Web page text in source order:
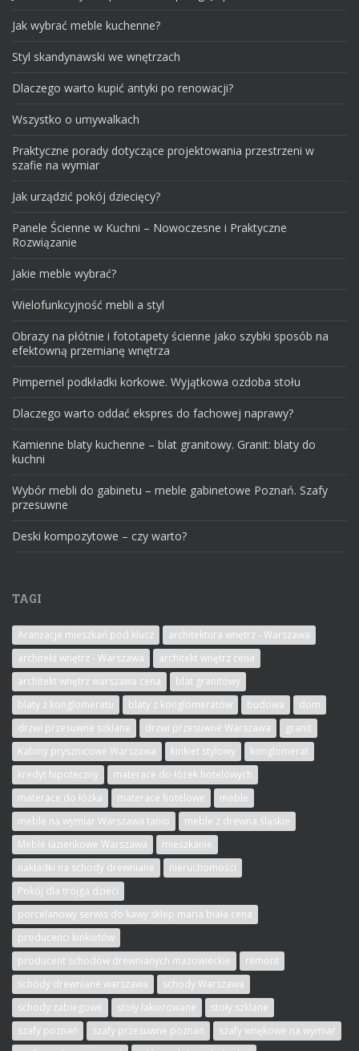
Jak wybrać meble kuchenne?
Styl skandynawski we wnętrzach
Dlaczego warto kupić antyki po renowacji?
Wszystko o umywalkach
Praktyczne porady dotyczące projektowania przestrzeni w
szafie na wymiar
Jak urządzić pokój dziecięcy?
Panele Ścienne w Kuchni – Nowoczesne i Praktyczne
Rozwiązanie
Jakie meble wybrać?
Wielofunkcyjność mebli a styl
Obrazy na płótnie i fototapety ścienne jako szybki sposób na
efektowną przemianę wnętrza
Pimpernel podkładki korkowe. Wyjątkowa ozdoba stołu
Dlaczego warto oddać ekspres do fachowej naprawy?
Kamienne blaty kuchenne – blat granitowy. Granit: blaty do
kuchni
Wybór mebli do gabinetu – meble gabinetowe Poznań. Szafy
przesuwne
Deski kompozytowe – czy warto?
TAGI
Aranżacje mieszkań pod klucz
architektura wnętrz - Warszawa
architekt wnętrz - Warszawa
architekt wnętrz cena
architekt wnętrz warszawa cena
blat granitowy
blaty z konglomeratu
blaty z konglomeratów budowa
dom
drzwi przesuwne szklane
drzwi przesuwne Warszawa
granit
Kabiny prysznicowe Warszawa
kinkiet stylowy
konglomerat
kredyt hipoteczny
materace do łóżek hotelowych
materace do łóżka
materace hotelowe
meble
meble na wymiar Warszawa tanio
meble z drewna śląskie
Meble łazienkowe Warszawa
mieszkanie
nakładki na schody drewniane
nieruchomości
Pokój dla trojga dzieci
porcelanowy serwis do kawy sklep maria biała cena
producenci kinkietów
producent schodów drewnianych mazowieckie
remont
schody drewniane warszawa
schody Warszawa
schody zabiegowe
stoły lakierowane
stoły szklane
szafy poznań
szafy przesuwne poznań
szafy wnękowe na wymiar